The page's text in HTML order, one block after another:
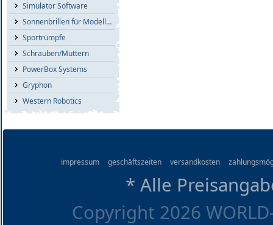
Simulator Software
Sonnenbrillen für Modellflieger
Sportrümpfe
Schrauben/Muttern
PowerBox Systems
Gryphon
Western Robotics
impressum geschäftszeiten versandkosten
* Alle
Copyright 2026